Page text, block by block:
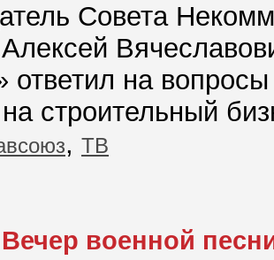
Совета
ответил на
строительный
, ТВ
Вечер военной